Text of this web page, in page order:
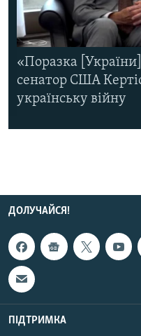
«Поразка
сенатор США
українську війну
ДОЛУЧАЙСЯ!
ПІДТРИМКА